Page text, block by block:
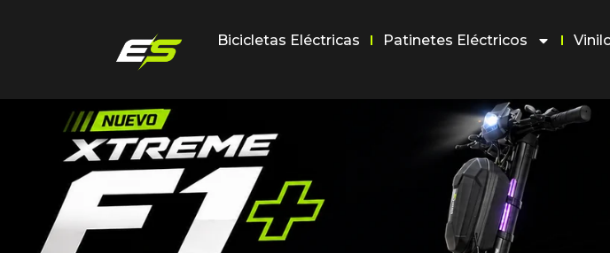
Bicicletas Eléctricas Patinetes Eléctricos